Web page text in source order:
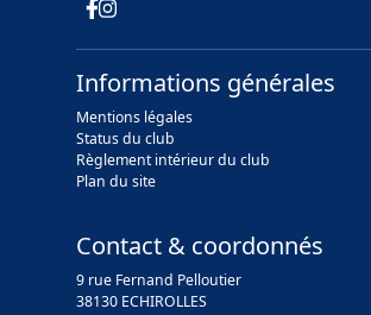
Informations générales
Mentions légales
Status du club
Règlement intérieur du club
Plan du site
Contact & coordonnés
9 rue Fernand Pelloutier
38130 ECHIROLLES